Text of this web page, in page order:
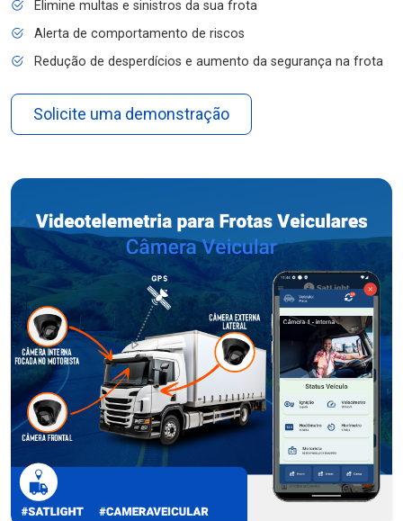
Elimine multas e sinistros da sua frota
Alerta de comportamento de riscos
Redução de desperdícios e aumento da segurança na frota
Solicite uma demonstração